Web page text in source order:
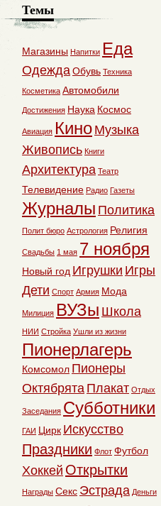
Темы
Магазины Напитки Еда
ОдеждаОбувь Техника
Косметика Автомобили
Достижения Наука Космос
Авиация Кино Музыка
Живопись Книги
Архитектура Театр
Телевидение Радио Газеты
Журналы Политика
Полит бюро Астрология Религия
Свадьбы 1 мая 7 ноября
Новый год Игрушки Игры
Дети Спорт Армия Мода
Милиция ВУЗы Школа
НИИ Стройка Ушли из жизни
Пионерлагерь
Комсомол Пионеры
Октябрята Плакат Отдых
Заседания Субботники
ГАИ Цирк Искусство
Праздники Флот Футбол
Хоккей Открытки
Награды Секс Эстрада Деньги